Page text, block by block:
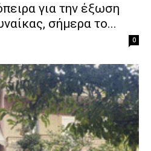
για την έξωση
σήμερα το...
0